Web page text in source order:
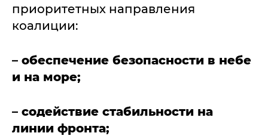
приоритетных направления
коалиции:
– обеспечение безопасности в небе
и на море;
– содействие стабильности на
линии фронта;